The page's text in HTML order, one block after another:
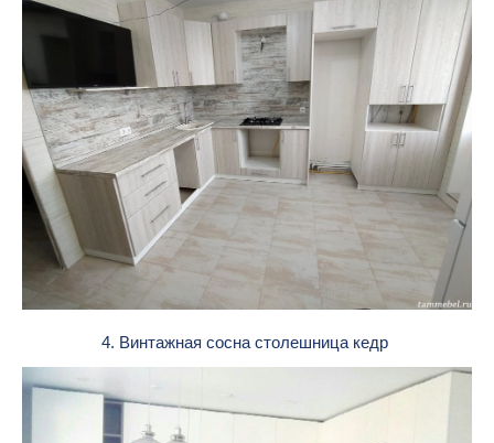
4. Винтажная сосна столешница кедр